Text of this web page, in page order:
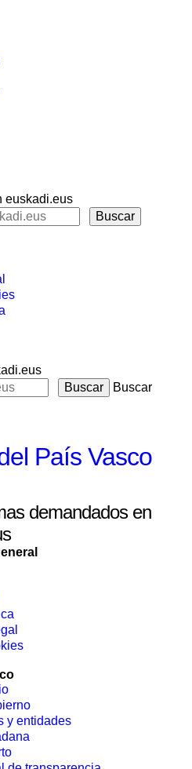
euskadi.eus
Buscar
País Vasco
demandados en
y entidades